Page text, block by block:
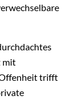
mit
trifft